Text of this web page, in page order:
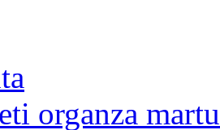
organza